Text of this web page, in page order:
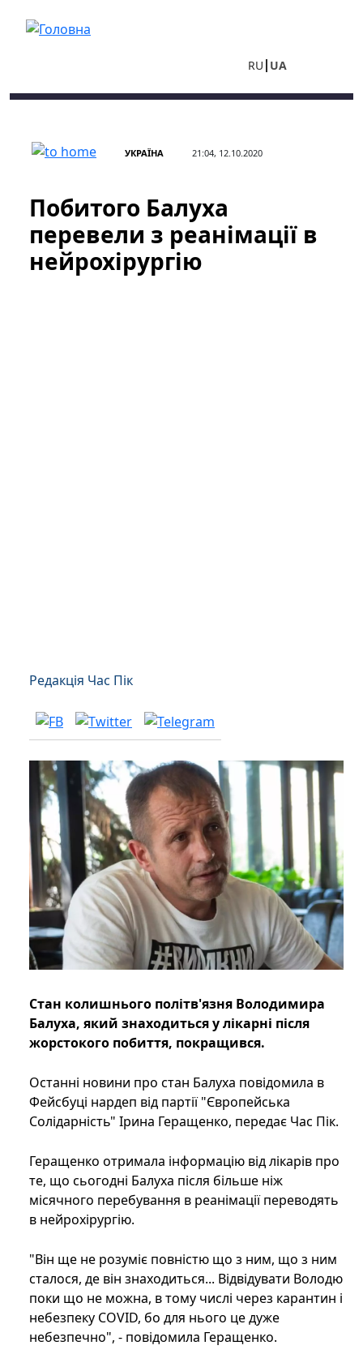
RU UA
УКРАЇНА 21:04, 12.10.2020
Побитого Балуха
перевели з реанімації в
нейрохірургію
Редакція Час Пік
Стан колишнього політв'язня Володимира
Балуха, який знаходиться у лікарні після
жорстокого побиття, покращився.
Останні новини про стан Балуха повідомила в
Фейсбуці нардеп від партії "Європейська
Солідарність" Ірина Геращенко, передає Час Пік.
Геращенко отримала інформацію від лікарів про
те, що сьогодні Балуха після більше ніж
місячного перебування в реанімації переводять
в нейрохірургію.
"Він ще не розуміє повністю що з ним, що з ним
сталося, де він знаходиться... Відвідувати Володю
поки що не можна, в тому числі через карантин і
небезпеку COVID, бо для нього це дуже
небезпечно", - повідомила Геращенко.